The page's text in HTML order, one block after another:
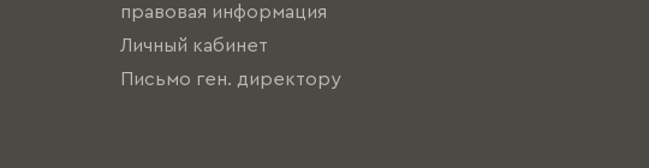
правовая информация
Личный кабинет
Письмо ген. директору